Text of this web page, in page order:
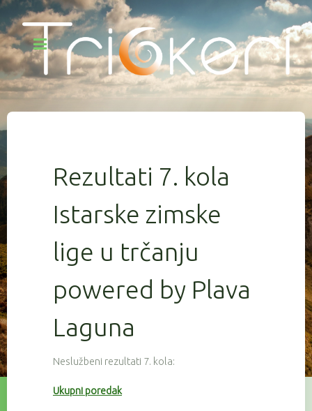
Rezultati 7. kola
Istarske zimske
lige u trčanju
powered by Plava
Laguna
Neslužbeni rezultati 7. kola:
Ukupni poredak